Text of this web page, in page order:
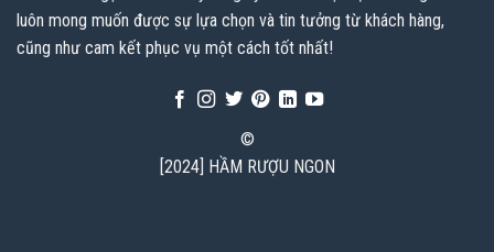
luôn mong muốn được sự lựa chọn và tin tưởng từ khách hàng,
cũng như cam kết phục vụ một cách tốt nhất!
©
[2024] HẦM RƯỢU NGON